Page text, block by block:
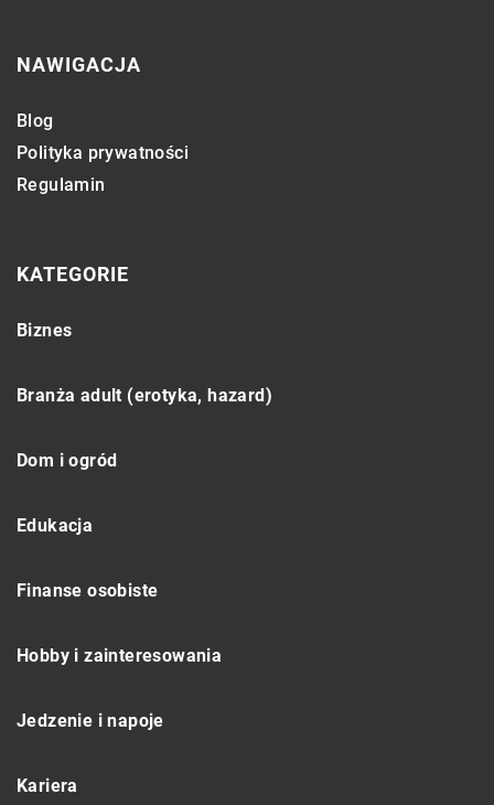
NAWIGACJA
Blog
Polityka prywatności
Regulamin
KATEGORIE
Biznes
Branża adult (erotyka, hazard)
Dom i ogród
Edukacja
Finanse osobiste
Hobby i zainteresowania
Jedzenie i napoje
Kariera